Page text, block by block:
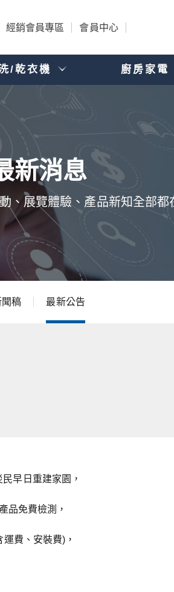
經銷會員專區 會員中心
/乾衣機 廚房家電
、展覽體驗、產品新知全部
聞稿 最新公告
早日重建家園，
品免費檢測，
費、安裝費)，